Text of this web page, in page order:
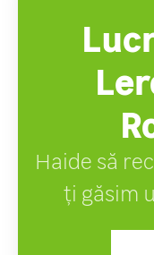
Haide să
ți găsim